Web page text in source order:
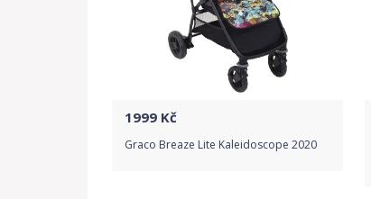
1999 Kč
Graco Breaze Lite Kaleidoscope 2020